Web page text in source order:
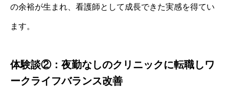
の余裕が生まれ、看護師として成長できた実感を得てい
ます。
体験談②：夜勤なしのクリニックに転職しワ
ークライフバランス改善